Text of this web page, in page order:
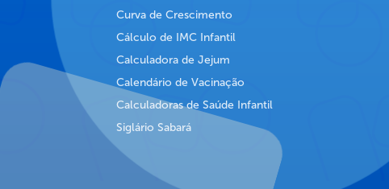
Curva de Crescimento
Cálculo de IMC Infantil
Calculadora de Jejum
Calendário de Vacinação
Calculadoras de Saúde Infantil
Siglário Sabará